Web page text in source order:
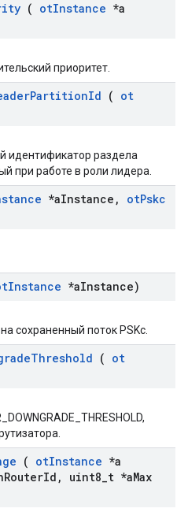
( otInstance *a
приоритет.
PartitionId ( ot
идентификатор раздела
при работе в роли лидера.
*aInstance , otPskc
Instance *aInstance)
сохраненный поток PSKc.
Threshold ( ot
( otInstance *a
RouterId , uint8 t *aMax